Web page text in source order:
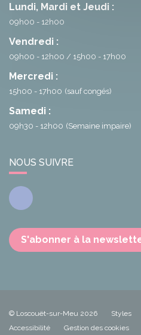
Lundi, Mardi et Jeudi :
09h00 - 12h00
Vendredi :
09h00 - 12h00 15h00 - 17h00
Mercredi :
15h00 - 17h00 (sauf congés)
Samedi :
09h30 - 12h00 (Semaine impaire)
NOUS SUIVRE
Facebook
S'abonner à la
© Loscouët-sur-Meu 2026 Styles
Accessibilité
Gestion des cookies